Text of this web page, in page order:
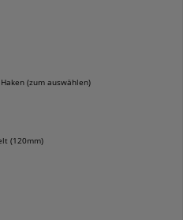
(zum auswählen)
(120mm)